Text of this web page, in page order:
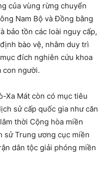
của vùng rừng chuyển
Nam Bộ và Đồng bằng
bảo tồn các loài nguy cấp,
bào vệ, nhằm duy trì
đích nghiên cứu khoa
con người.
Xa Mát còn có mục tiêu
sử cấp quốc gia như căn
thời Cộng hòa miền
sử Trung ương cục miền
dân tộc giải phóng miền